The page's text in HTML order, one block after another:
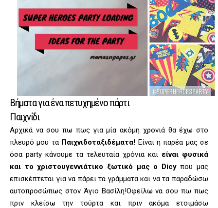
Βήματα για ένα πετυχημένο πάρτι
Παιχνίδι
Αρχικά να σου πω πως για μία ακόμη χρονιά θα έχω στο
πλευρό μου τα Παιχνιδοταξιδέματα! Είναι η παρέα μας σε
όσα party κάνουμε τα τελευταία χρόνια και είναι φυσικά
και το χριστουγεννιάτικο ξωτικό μας ο Dicyπου μας
επισκέπτεται για να πάρει τα γράμματα και να τα παραδώσω
αυτοπροσώπως στον Άγιο Βασίλη!Οφείλω να σου πω πως
πριν κλείσω την τούρτα και πριν ακόμα ετοιμάσω